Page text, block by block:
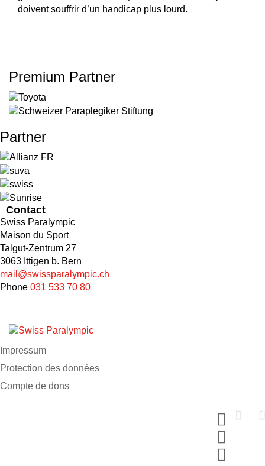
doivent souffrir d’un handicap plus lourd.
Premium Partner
Partner
Contact
Swiss Paralympic
Maison du Sport
Talgut-Zentrum 27
3063 Ittigen b. Bern
mail@swissparalympic.ch
Phone 031 533 70 80
Impressum
Protection des données
Compte de dons